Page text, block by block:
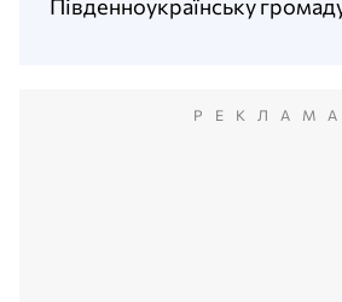
Південноукраїнську
РЕКЛАМА